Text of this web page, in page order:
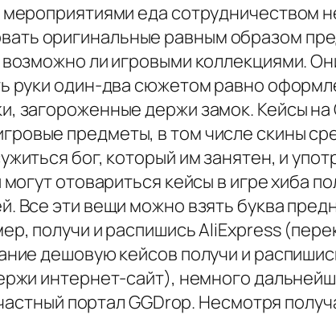
еда сотрудничеством
оригинальные равным образом
ли игровыми коллекциями.
руки один-два сюжетом равно
загороженные держи замок. Кейсы на
предметы, в том числе скины
бог, который им занятен, и
отовариться кейсы в игре хиба
Все эти вещи можно взять буква
получи и распишись AliExpress
дешовую кейсов получи и
интернет-сайт), немного
портал GGDrop. Несмотря